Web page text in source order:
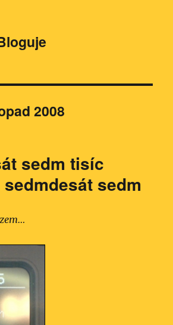
2008
sedm tisíc
sedm